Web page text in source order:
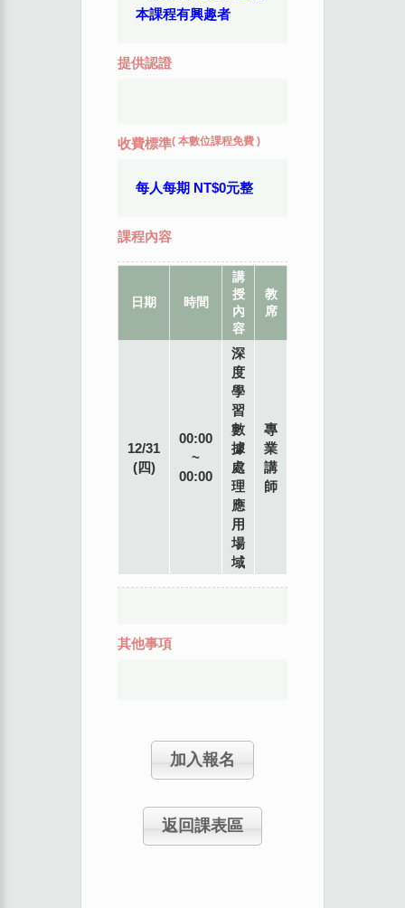
本課程有興趣者
提供認證
收費標準( 本數位課程免費 )
每人每期 NT$0元整
課程內容
日期 時間
講
授
內
容
教
席
12/31
(四)
00:00
~
00:00
深
度
學
習
數
據
處
理
應
用
場
域
專
業
講
師
其他事項
加入報名
返回課表區